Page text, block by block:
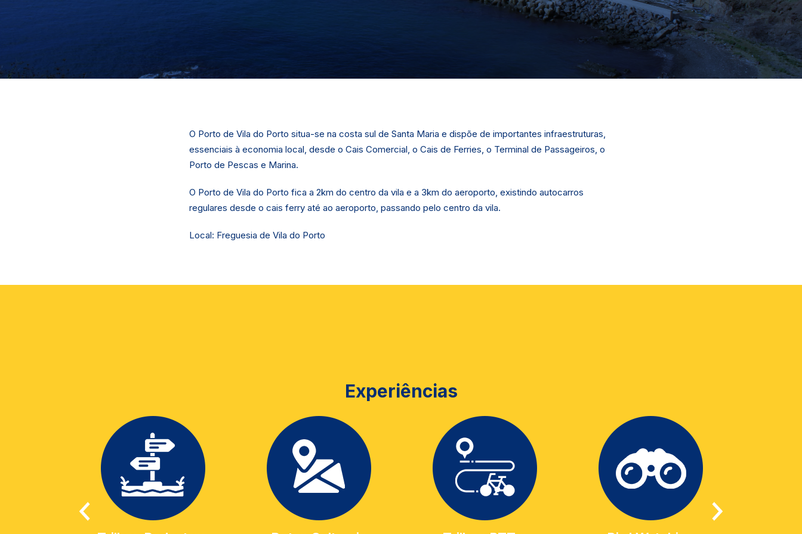
O Porto de Vila do Porto situa-se na costa sul de Santa Maria e dispõe de importantes infraestruturas,
essenciais à economia local, desde o Cais Comercial, o Cais de Ferries, o Terminal de Passageiros, o
Porto de Pescas e Marina.
O Porto de Vila do Porto fica a 2km do centro da vila e a 3km do aeroporto, existindo autocarros
regulares desde o cais ferry até ao aeroporto, passando pelo centro da vila.
Local: Freguesia de Vila do Porto
Experiências